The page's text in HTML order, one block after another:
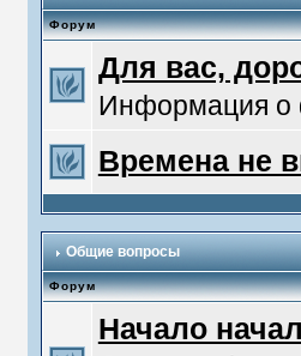
Форум
Для вас,
Информация о
Времена не
Общие вопросы
Форум
Начало начал